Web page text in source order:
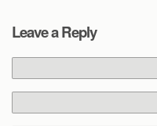
Leave a Reply